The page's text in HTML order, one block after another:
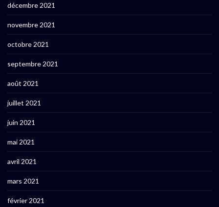
décembre 2021
novembre 2021
octobre 2021
septembre 2021
août 2021
juillet 2021
juin 2021
mai 2021
avril 2021
mars 2021
février 2021